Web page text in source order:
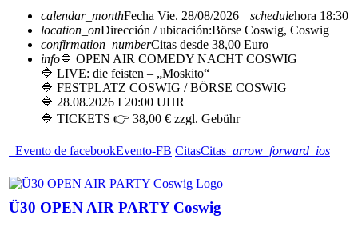
calendar_monthFecha Vie. 28/08/2026 schedulehora 18:30
location_onDirección / ubicación:Börse Coswig, Coswig
confirmation_numberCitas desde 38,00 Euro
info🔷 OPEN AIR COMEDY NACHT COSWIG
🔷 LIVE: die feisten – „Moskito“
🔷 FESTPLATZ COSWIG / BÖRSE COSWIG
🔷 28.08.2026 I 20:00 UHR
🔷 TICKETS 👉 38,00 € zzgl. Gebühr
Evento de facebookEvento-FB CitasCitas arrow_forward_ios
Ü30 OPEN AIR PARTY Coswig